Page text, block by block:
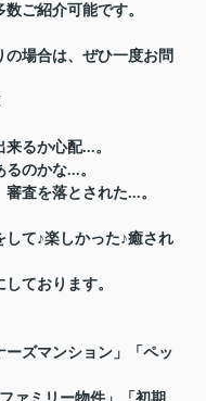
ご紹介可能です。
場合は、ぜひ一度お問
るか心配...。
のかな...。
査を落とされた...。
て♪楽しかった♪癒され
ております。
ーズマンション」「ペッ